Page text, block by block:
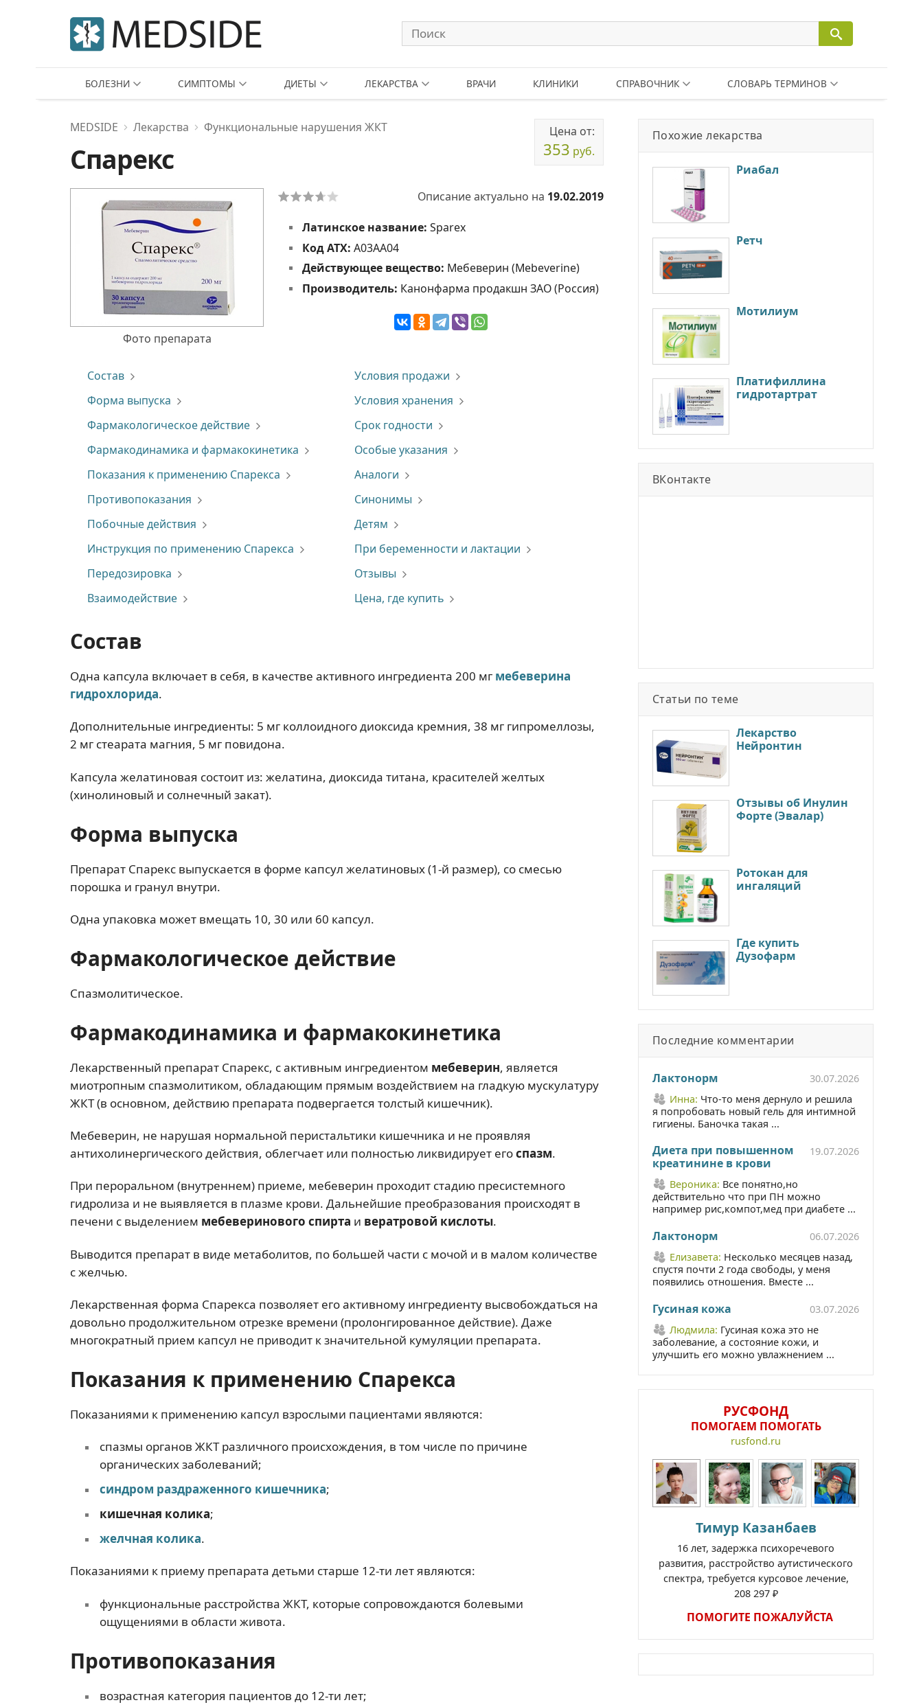
БОЛЕЗНИ СИМПТОМЫ ДИЕТЫ ЛЕКАРСТВА ВРАЧИ КЛИНИКИ СПРАВОЧНИК СЛОВАРЬ ТЕРМИНОВ
MEDSIDE Лекарства Функциональные нарушения ЖКТ
Спарекс
Цена от:
353 руб.
Фото препарата
Описание актуально на 19.02.2019
Латинское название: Sparex
Код АТХ: A03AA04
Действующее вещество: Мебеверин (Mebeverine)
Производитель: Канонфарма продакшн ЗАО (Россия)
Состав
Форма выпуска
Фармакологическое действие
Фармакодинамика и фармакокинетика
Показания к применению Спарекса
Противопоказания
Побочные действия
Инструкция по применению Спарекса
Передозировка
Взаимодействие
Условия продажи
Условия хранения
Срок годности
Особые указания
Аналоги
Синонимы
Детям
При беременности и лактации
Отзывы
Цена, где купить
Состав
Одна капсула включает в себя, в качестве активного ингредиента 200 мг мебеверина
гидрохлорида.
Дополнительные ингредиенты: 5 мг коллоидного диоксида кремния, 38 мг гипромеллозы,
2 мг стеарата магния, 5 мг повидона.
Капсула желатиновая состоит из: желатина, диоксида титана, красителей желтых
(хинолиновый и солнечный закат).
Форма выпуска
Препарат Спарекс выпускается в форме капсул желатиновых (1-й размер), со смесью
порошка и гранул внутри.
Одна упаковка может вмещать 10, 30 или 60 капсул.
Фармакологическое действие
Спазмолитическое.
Фармакодинамика и фармакокинетика
Лекарственный препарат Спарекс, с активным ингредиентом мебеверин, является
миотропным спазмолитиком, обладающим прямым воздействием на гладкую мускулатуру
ЖКТ (в основном, действию препарата подвергается толстый кишечник).
Мебеверин, не нарушая нормальной перистальтики кишечника и не проявляя
антихолинергического действия, облегчает или полностью ликвидирует егоспазм.
При пероральном (внутреннем) приеме, мебеверин проходит стадию пресистемного
гидролиза и не выявляется в плазме крови. Дальнейшие преобразования происходят в
печени с выделением мебеверинового спирта и вератровой кислоты.
Выводится препарат в виде метаболитов, по большей части с мочой и в малом количестве
с желчью.
Лекарственная форма Спарекса позволяет его активному ингредиенту высвобождаться на
довольно продолжительном отрезке времени (пролонгированное действие). Даже
многократный прием капсул не приводит к значительной кумуляции препарата.
Показания к применению Спарекса
Показаниями к применению капсул взрослыми пациентами являются:
спазмы органов ЖКТ различного происхождения, в том числе по причине
органических заболеваний;
синдром раздраженного кишечника;
кишечная колика;
желчная колика.
Показаниями к приему препарата детьми старше 12-ти лет являются:
функциональные расстройства ЖКТ, которые сопровождаются болевыми
ощущениями в области живота.
Противопоказания
возрастная категория пациентов до 12-ти лет;
Похожие лекарства
Риабал
Ретч
Мотилиум
Платифиллина
гидротартрат
ВКонтакте
Статьи по теме
Лекарство
Нейронтин
Отзывы об Инулин
Форте (Эвалар)
Ротокан для
ингаляций
Где купить
Дузофарм
Последние комментарии
Лактонорм
30.07.2026
Инна: Что-то меня дернуло и решила
я попробовать новый гель для интимной
гигиены. Баночка такая ...
Диета при повышенном
креатинине в крови
19.07.2026
Вероника: Все понятно,но
действительно что при ПН можно
например рис,компот,мед при диабете ...
Лактонорм
06.07.2026
Елизавета: Несколько месяцев назад,
спустя почти 2 года свободы, у меня
появились отношения. Вместе ...
Гусиная кожа
03.07.2026
Людмила: Гусиная кожа это не
заболевание, а состояние кожи, и
улучшить его можно увлажнением ...
РУСФОНД
ПОМОГАЕМ ПОМОГАТЬ
rusfond.ru
Тимур Казанбаев
16 лет, задержка психоречевого
развития, расстройство аутистического
спектра, требуется курсовое лечение,
208 297 ₽
ПОМОГИТЕ ПОЖАЛУЙСТА